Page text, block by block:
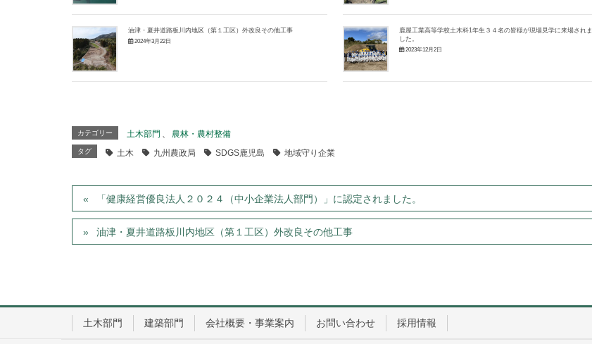
油津・夏井道路板川内地区（第１工区）外改良その他工事
2024年3月22日
鹿屋工業高等学校土木科1年生３４名の皆様が現場見学に来場されま
した。
2023年12月2日
カテゴリー 土木部門 、 農林・農村整備
タグ 土木 九州農政局 SDGS鹿児島 地域守り企業
「健康経営優良法人２０２４（中小企業法人部門）」に認定されました。
油津・夏井道路板川内地区（第１工区）外改良その他工事
土木部門 建築部門 会社概要・事業案内 お問い合わせ 採用情報